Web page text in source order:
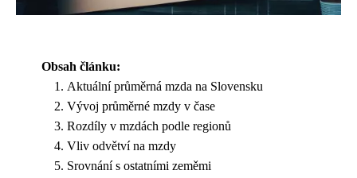
Obsah článku:
Aktuální průměrná mzda na Slovensku
Vývoj průměrné mzdy v čase
Rozdíly v mzdách podle regionů
Vliv odvětví na mzdy
Srovnání s ostatními zeměmi